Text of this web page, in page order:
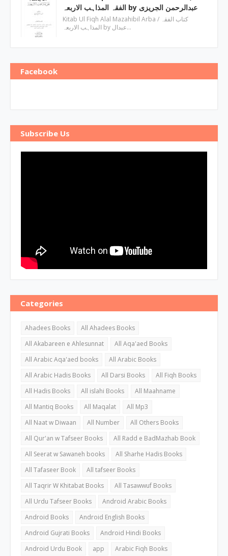
الفقہ المذاہب الاربعہ by عبدالرحمن الجریزی
Kitab Ul Fiqh Alal Mazahibil Arba / کتاب الفقہ
المذاہب الاربعہ by عبدال…
Facebook
Subscribe Us
Categories
Ahadees Books
All Ahadees Books
All Akabareen e Ahlesunnat
All Aqa'aed Books
All Arabic Aqa'aed books
All Arabic Books
All Arabic Hadis Books
All Darsi Books
All Fiqh Books
All Hadis Books
All islahi Books
All Maahname
All Mantiq Books
All Maqalat
All Mp3
All Naat w Diwaan
All Number
All Others Books
All Qur'an w Tafseer Books
All Radd e BadMazhab Book
All Seerat w Sawaneh books
All Sharhe Hadis Books
All Tafaseer Book
All tafseer Books
All Taqrir W Khitabat Books
All Tasawwuf Books
All Urdu Tafseer Books
Android Arabic Books
Android Books
Android English Books
Android Gujrati Books
Android Hindi Books
Android Urdu Book
app
Arabic Fiqh Books